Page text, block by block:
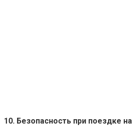
10. Безопасность при поездке